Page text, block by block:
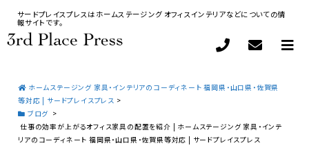
サードプレイスプレスはホームステージング オフィスインテリアなどについての情
報サイトです。
ホームステージング 家具・インテリアのコーディネート 福岡県・山口県・佐賀県
等対応 | サードプレイスプレス >
ブログ >
仕事の効率が上がるオフィス家具の配置を紹介 | ホームステージング 家具・インテ
リアのコーディネート 福岡県・山口県・佐賀県等対応 | サードプレイスプレス